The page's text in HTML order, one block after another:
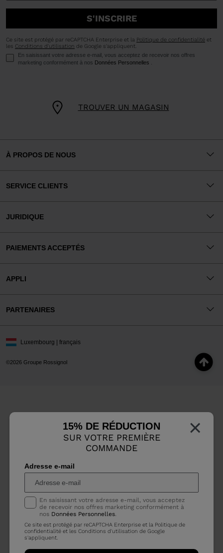
×
15% DE RÉDUCTION
SUR VOTRE PREMIÈRE
COMMANDE
Adresse e-mail
En saisissant votre adresse e-mail, vous acceptez
de recevoir nos offres marketing conformément à
nos Données Personnelles.
Ce site est protégé par reCAPTCHA Enterprise et la Politique de
confidentialité et lesConditions d'utilisation de Google
s'appliquent.
TROUVER UN MAGASIN
S'INSCRIRE
Ce site est protégé par reCAPTCHA Enterprise et la Politique de confidentialité et
les Conditions d'utilisation de Google s'appliquent.
En saisissant votre adresse e-mail, vous acceptez de recevoir nos offres
marketing conformément à nos Données Personnelles .
À PROPOS DE NOUS
SERVICE CLIENTS
JURIDIQUE
PAIEMENTS ACCEPTÉS
APPLI
PARTENAIRES
©2026 Groupe Rossignol
Luxembourg | français